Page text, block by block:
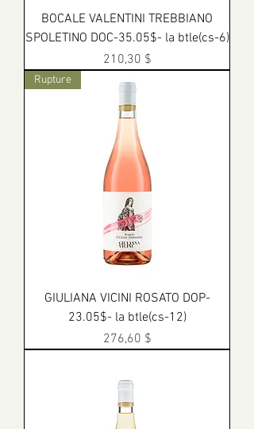
BOCALE VALENTINI TREBBIANO
SPOLETINO DOC-35.05$- la btle(cs-6)
Prix
210,30 $
Rupture
GIULIANA VICINI ROSATO DOP-
23.05$- la btle(cs-12)
Prix
276,60 $